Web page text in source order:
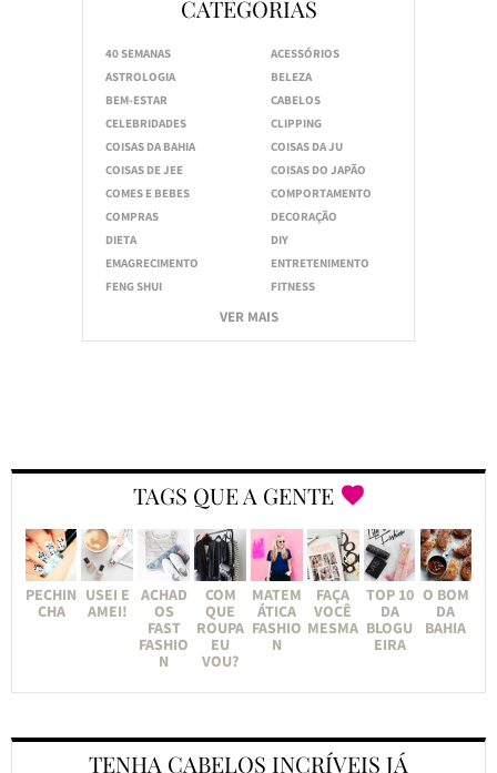
CATEGORIAS
40 SEMANAS
ACESSÓRIOS
ASTROLOGIA
BELEZA
BEM-ESTAR
CABELOS
CELEBRIDADES
CLIPPING
COISAS DA BAHIA
COISAS DA JU
COISAS DE JEE
COISAS DO JAPÃO
COMES E BEBES
COMPORTAMENTO
COMPRAS
DECORAÇÃO
DIETA
DIY
EMAGRECIMENTO
ENTRETENIMENTO
FENG SHUI
FITNESS
VER MAIS
TAGS QUE A GENTE
PECHIN
CHA
USEI E
AMEI!
ACHAD
OS
FAST
FASHIO
N
COM
QUE
ROUPA
EU
VOU?
MATEM
ÁTICA
FASHIO
N
FAÇA
VOCÊ
MESMA
TOP 10
DA
BLOGU
EIRA
O BOM
DA
BAHIA
TENHA CABELOS INCRÍVEIS JÁ